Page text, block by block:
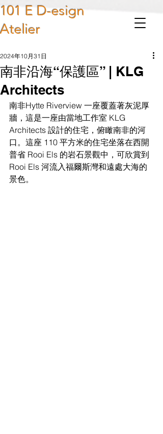
101 E D-esign
Atelier
南非沿海“保護區” | KLG
Architects
2024年10月31日
南非Hytte Riverview 一座覆蓋著灰泥厚
牆，這是一座由當地工作室 KLG
Architects 設計的住宅，俯瞰南非的河
口。這座 110 平方米的住宅坐落在西開
普省 Rooi Els 的岩石景觀中，可欣賞到
Rooi Els 河流入福爾斯灣和遠處大海的
景色。